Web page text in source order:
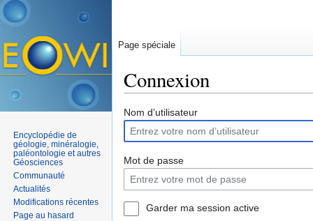
Connexion
Nom d’utilisateur
Mot de passe
Garder ma session active
Page spéciale
Encyclopédie de
géologie, minéralogie,
paléontologie et autres
Géosciences
Communauté
Actualités
Modifications récentes
Page au hasard